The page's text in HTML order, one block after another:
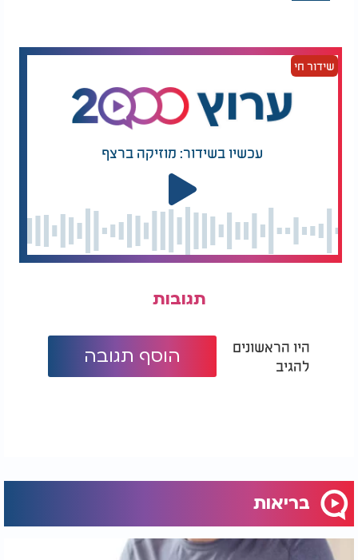
כבוד. נמצא כי החלפת מנה של חלבון מן החי במנה של
חלבון צמחי, כמו בוטנים או חמאת בוטנים, עשויה
להפחית את הסיכון להתפתחות המחלה. מחקר גדול
נוסף מצא כי נשים שצרכו חמאת בוטנים נהנו מירידה
לבסוף, מחקרים מצביעים על כך שהרכיבים הפעילים
, עשויים לתרום גם
לשמירה על תפקוד המוח. רמות טובות של ויטמין
בתזונה נקשרו בהאטת ההחמרה התפקודית אצל חולים
באלצהיימר, ולכן שילוב בוטנים כחלק מתפריט יומי
מאוזן עשוי להוות נדבך נוסף בשמירה על בריאות המוח
והזיכרון עם הגיל.
שידור חי
עכשיו בשידור: מוזיקה ברצף
תגובות
היו הראשונים
להגיב
הוסף תגובה
בריאות